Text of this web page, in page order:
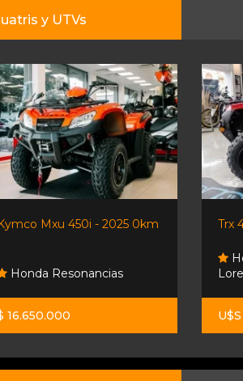
y UTVs
Mxu 450i - 2025 0km
Honda Resonancias
16.650.000
Trx